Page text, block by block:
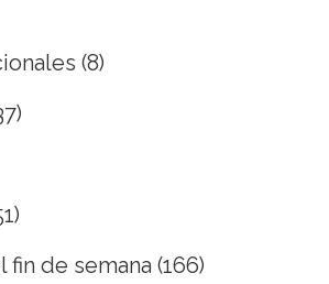
(8)
fin de semana (166)